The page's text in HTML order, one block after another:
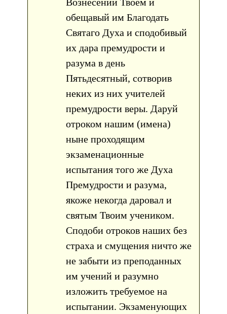
обещавый им Благодать
Святаго Духа и сподобивый
их дара премудрости и
разума в день
Пятьдесятный, сотворив
неких из них учителей
премудрости веры. Даруй
отроком нашим (имена)
ныне проходящим
экзаменационные
испытания того же Духа
Премудрости и разума,
якоже некогда даровал и
святым Твоим учеником.
Сподоби отроков наших без
страха и смущения ничто же
не забыти из преподанных
им учений и разумно
изложить требуемое на
испытании. Экзаменующих